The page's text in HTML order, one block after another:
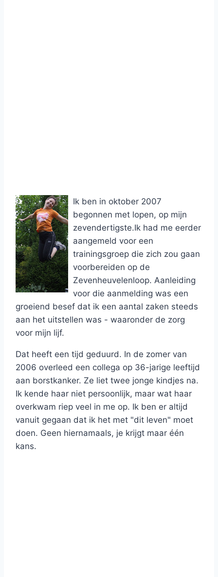
Ik ben in oktober 2007
begonnen met lopen, op mijn
zevendertigste.Ik had me eerder
aangemeld voor een
trainingsgroep die zich zou gaan
voorbereiden op de
Zevenheuvelenloop. Aanleiding
voor die aanmelding was een
groeiend besef dat ik een aantal zaken steeds
aan het uitstellen was - waaronder de zorg
voor mijn lijf.
Dat heeft een tijd geduurd. In de zomer van
2006 overleed een collega op 36-jarige leeftijd
aan borstkanker. Ze liet twee jonge kindjes na.
Ik kende haar niet persoonlijk, maar wat haar
overkwam riep veel in me op. Ik ben er altijd
vanuit gegaan dat ik het met "dit leven" moet
doen. Geen hiernamaals, je krijgt maar één
kans.